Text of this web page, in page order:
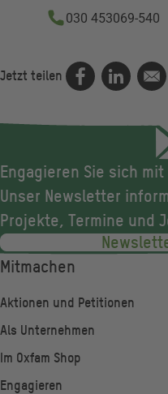
030 453069-540
Jetzt teilen
Engagieren Sie sich
Unser Newsletter
Projekte, Termine und
Fußzeile
Mitmachen
Aktionen und Petitionen
Als Unternehmen
Im Oxfam Shop
Engagieren